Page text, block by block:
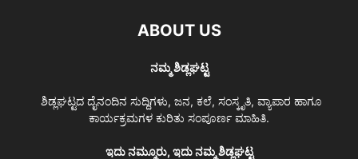
ABOUT US
ನಮ್ಮ ಶಿಡ್ಲಘಟ್ಟ
ಶಿಡ್ಲಘಟ್ಟದ ದೈನಂದಿನ ಸುದ್ದಿಗಳು, ಜನ, ಕಲೆ, ಸಂಸ್ಕೃತಿ, ವ್ಯಾಪಾರ ಹಾಗೂ
ಕಾರ್ಯಕ್ರಮಗಳ ಕುರಿತು ಸಂಪೂರ್ಣ ಮಾಹಿತಿ.
ಇದು ನಮ್ಮೂರು, ಇದು ನಮ್ಮ ಶಿಡ್ಲಘಟ್ಟ